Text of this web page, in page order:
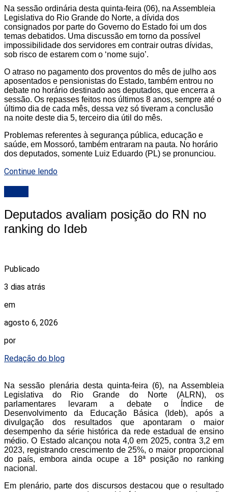
Na sessão ordinária desta quinta-feira (06), na Assembleia
Legislativa do Rio Grande do Norte, a dívida dos
consignados por parte do Governo do Estado foi um dos
temas debatidos. Uma discussão em torno da possível
impossibilidade dos servidores em contrair outras dívidas,
sob risco de estarem com o ‘nome sujo’.
O atraso no pagamento dos proventos do mês de julho aos
aposentados e pensionistas do Estado, também entrou no
debate no horário destinado aos deputados, que encerra a
sessão. Os repasses feitos nos últimos 8 anos, sempre até o
último dia de cada mês, dessa vez só tiveram a conclusão
na noite deste dia 5, terceiro dia útil do mês.
Problemas referentes à segurança pública, educação e
saúde, em Mossoró, também entraram na pauta. No horário
dos deputados, somente Luiz Eduardo (PL) se pronunciou.
Continue lendo
Deputados avaliam posição do RN no
ranking do Ideb
Publicado
3 dias atrás
em
agosto 6, 2026
por
Redação do blog
Na sessão plenária desta quinta-feira (6), na Assembleia
Legislativa do Rio Grande do Norte (ALRN), os
parlamentares levaram a debate o Índice de
Desenvolvimento da Educação Básica (Ideb), após a
divulgação dos resultados que apontaram o maior
desempenho da série histórica da rede estadual de ensino
médio. O Estado alcançou nota 4,0 em 2025, contra 3,2 em
2023, registrando crescimento de 25%, o maior proporcional
do país, embora ainda ocupe a 18ª posição no ranking
nacional.
Em plenário, parte dos discursos destacou que o resultado